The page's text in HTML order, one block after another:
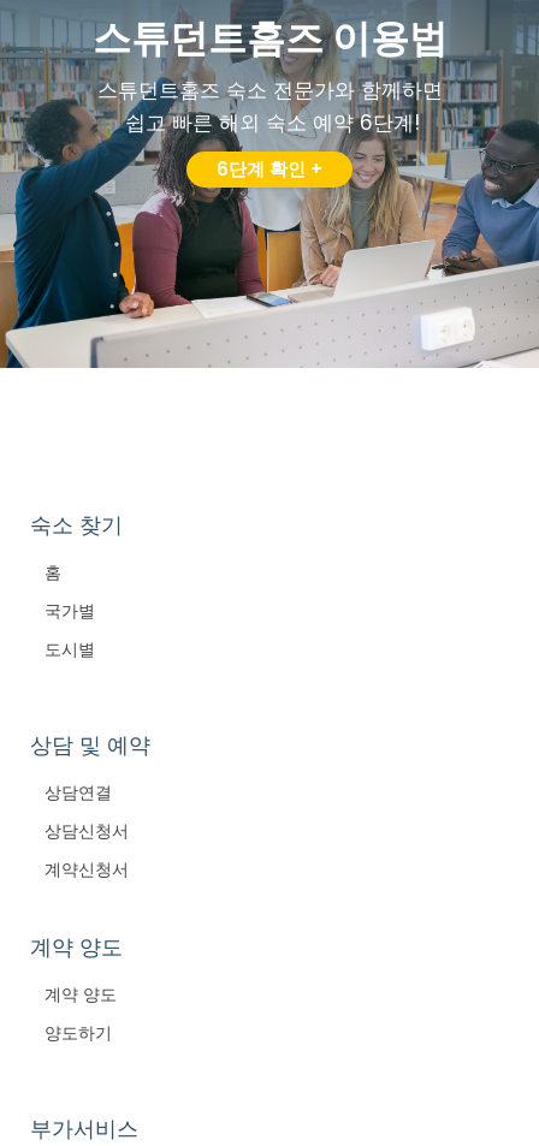
스튜던트홈즈 이용법
스튜던트홈즈 숙소 전문가와 함께하면
쉽고 빠른 해외 숙소 예약 6단계!
6단계 확인 +
숙소 찾기
홈
국가별
도시별
상담 및 예약
상담연결
상담신청서
계약신청서
계약 양도
계약 양도
양도하기
부가서비스